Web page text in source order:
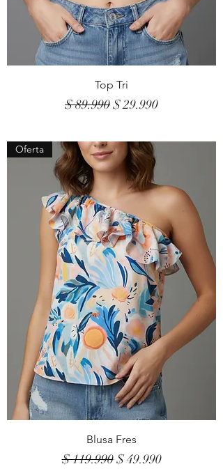
Top Tri
Precio
$ 89.990Precio de oferta
$ 29.990
Oferta
Blusa Fres
Precio
$ 119.990 Precio de oferta
$ 49.990